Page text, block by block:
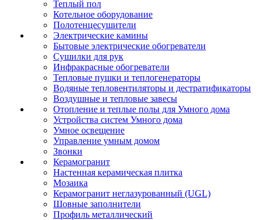
Теплый пол
Котельное оборудование
Полотенцесушители
Электрические камины
Бытовые электрические обогреватели
Сушилки для рук
Инфракрасные обогреватели
Тепловые пушки и теплогенераторы
Водяные тепловентиляторы и дестратификаторы
Воздушные и тепловые завесы
Отопление и теплые полы для Умного дома
Устройства систем Умного дома
Умное освещение
Управление умным домом
Звонки
Керамогранит
Настенная керамическая плитка
Мозаика
Керамогранит неглазурованный (UGL)
Шовные заполнители
Профиль металлический